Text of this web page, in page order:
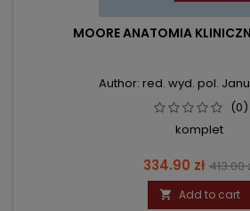
MOORE ANATOMIA
Author: red. wyd. pol.
(0)
komplet
Price
334.90 zł
price
413.00
 Add to cart